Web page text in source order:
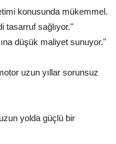
konusunda mükemmel.
tasarruf sağlıyor."
düşük maliyet sunuyor."
uzun yıllar sorunsuz
yolda güçlü bir